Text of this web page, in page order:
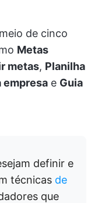
de cinco
Metas
metas, Planilha
empresa e Guia
definir e
técnicas de
que